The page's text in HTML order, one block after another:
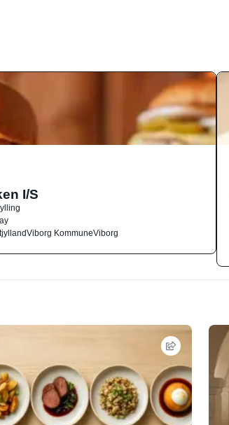
I/S
Viborg KommuneViborg